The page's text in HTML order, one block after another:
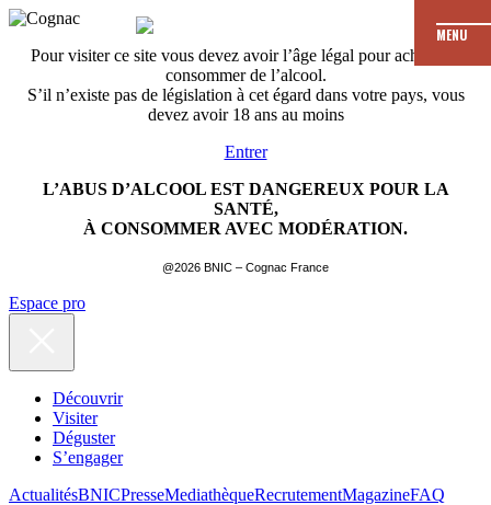
Pour visiter ce site vous devez avoir l’âge légal pour acheter et
consommer de l’alcool.
S’il n’existe pas de législation à cet égard dans votre pays, vous
devez avoir 18 ans au moins
Entrer
L’ABUS D’ALCOOL EST DANGEREUX POUR LA
SANTÉ,
À CONSOMMER AVEC MODÉRATION.
@2026 BNIC – Cognac France
MENU
Espace pro
Découvrir
Visiter
Déguster
S’engager
ActualitésBNICPresseMediathèqueRecrutementMagazineFAQ